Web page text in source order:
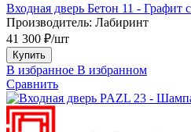
Входная дверь Бетон 11 - Графит
Производитель: Лабиринт
41 300 ₽/шт
Купить
В избранное В избранном
Сравнить